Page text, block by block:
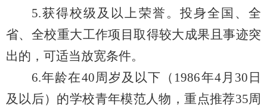
5.获得校级及以上荣誉。投身全国、全
省、全校重大工作项目取得较大成果且事迹突
出的，可适当放宽条件。
6.年龄在40周岁及以下（1986年4月30日
及以后）的学校青年模范人物，重点推荐35周